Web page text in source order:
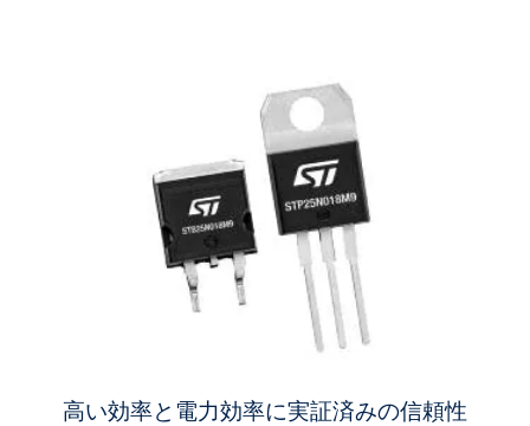
高い効率と電力効率に実証済みの信頼性